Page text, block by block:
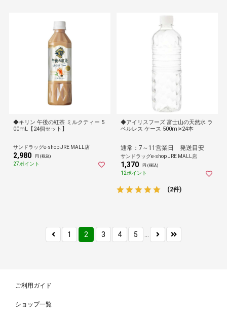
◆キリン 午後の紅茶 ミルクティー 5
00mL【24個セット】
サンドラッグe-shop JRE MALL店
2,980 円 (税込)
27ポイント
◆アイリスフーズ 富士山の天然水 ラ
ベルレス ケース 500ml×24本
通常：7～11営業日 発送目安
サンドラッグe-shop JRE MALL店
1,370 円 (税込)
12ポイント
(2件)
1 2 3 4 5
ご利用ガイド
ショップ一覧